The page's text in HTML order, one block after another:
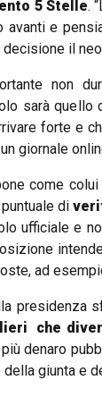
5 Stelle.
avanti e
decisione il
non
sarà quello
forte e
giornale
come colui
di
ufficiale e
ad
presidenza
che
denaro
giunta e